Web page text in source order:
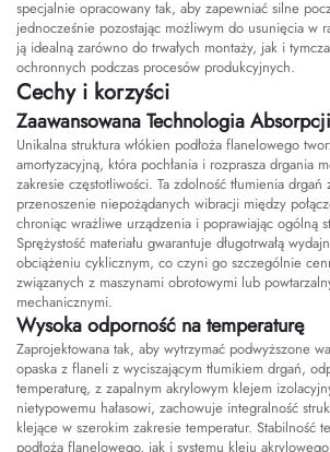
specjalnie opracowany tak, aby zapewniać silne
jednocześnie pozostając możliwym do usunięcia w
ją idealną zarówno do trwałych montaży, jak i
ochronnych podczas procesów produkcyjnych.
Cechy i korzyści
Zaawansowana Technologia
Unikalna struktura włókien podłoża flanelowego
amortyzacyjną, która pochłania i rozprasza drgania
zakresie częstotliwości. Ta zdolność tłumienia drgań
przenoszenie niepożądanych wibracji między
chroniąc wrażliwe urządzenia i poprawiając ogólną
Sprężystość materiału gwarantuje długotrwałą
obciążeniu cyklicznym, co czyni go szczególnie
związanych z maszynami obrotowymi lub
mechanicznymi.
Wysoka odporność na temperaturę
Zaprojektowana tak, aby wytrzymać podwyższone
opaska z flaneli z wyciszającym tłumikiem drgań,
temperaturę, z zapalnym akrylowym klejem
nietypowemu hałasowi, zachowuje integralność
klejące w szerokim zakresie temperatur. Stabilność
podłoża flanelowego, jak i systemu kleju